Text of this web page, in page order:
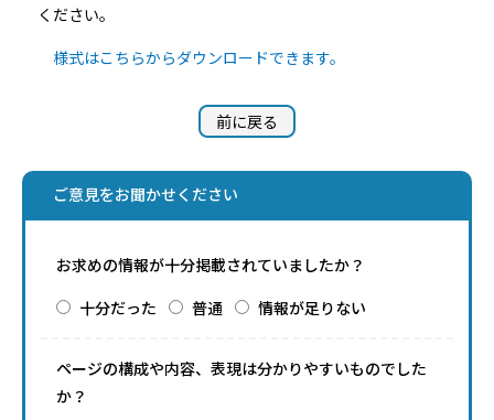
ください。
様式はこちらからダウンロードできます。
前に戻る
ご意見をお聞かせください
お求めの情報が十分掲載されていましたか？
十分だった
普通 情報が足りない
ページの構成や内容、表現は分かりやすいものでした
か？